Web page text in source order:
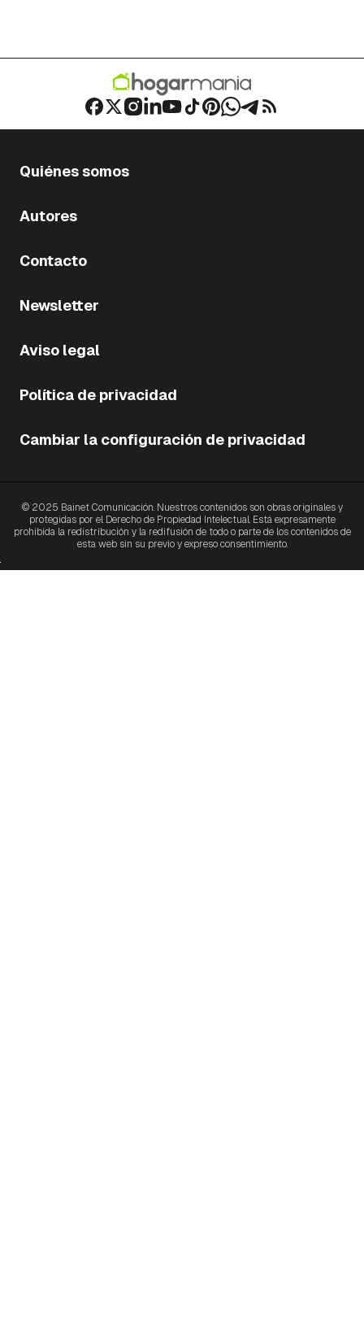
Quiénes somos
Autores
Contacto
Newsletter
Aviso legal
Política de privacidad
Cambiar la configuración de privacidad
© 2025 Bainet Comunicación. Nuestros contenidos son obras originales y
protegidas por el Derecho de Propiedad Intelectual. Está expresamente
prohibida la redistribución y la redifusión de todo o parte de los contenidos de
esta web sin su previo y expreso consentimiento.